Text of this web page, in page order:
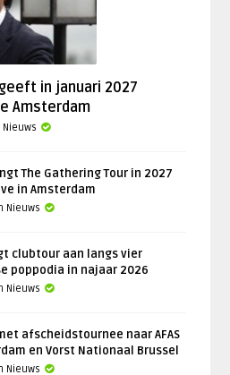
in januari 2027
Amsterdam
The Gathering Tour in 2027
in Amsterdam
Nieuws
clubtour aan langs vier
poppodia in najaar 2026
Nieuws
afscheidstournee naar AFAS
en Vorst Nationaal Brussel
Nieuws